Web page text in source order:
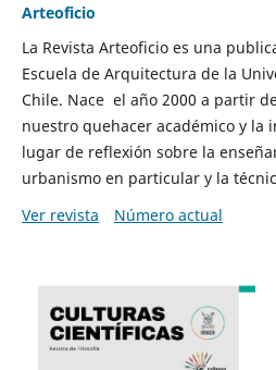
Arteoficio
La Revista Arteoficio es una
Escuela de Arquitectura de la
Chile. Nace el año 2000 a partir
nuestro quehacer académico y la
lugar de reflexión sobre la
urbanismo en particular y la
Ver revista
Número actual